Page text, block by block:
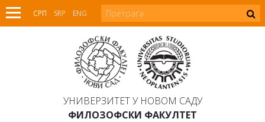
СРП SRP ENG
УНИВЕРЗИТЕТ У НОВОМ САДУ
ФИЛОЗОФСКИ ФАКУЛТЕТ